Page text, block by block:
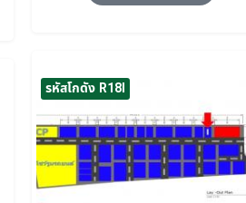
รหัสโกดัง R18I